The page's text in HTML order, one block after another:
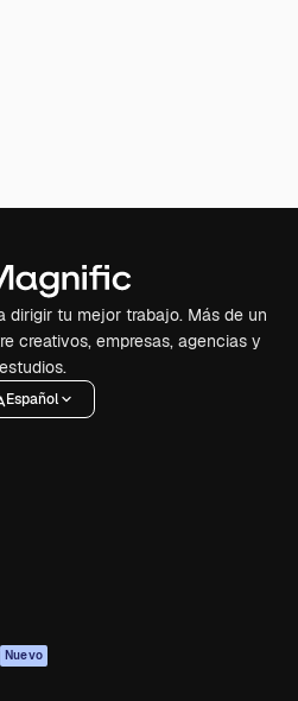
dirigir tu mejor trabajo. Más de un
creativos, empresas, agencias y
estudios.
Español
Nuevo